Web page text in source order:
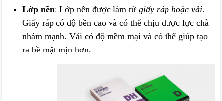
Lớp nền: Lớp nền được làm từ giấy ráp hoặc vải.
Giấy ráp có độ bền cao và có thể chịu được lực chà
nhám mạnh. Vải có độ mềm mại và có thể giúp tạo
ra bề mặt mịn hơn.